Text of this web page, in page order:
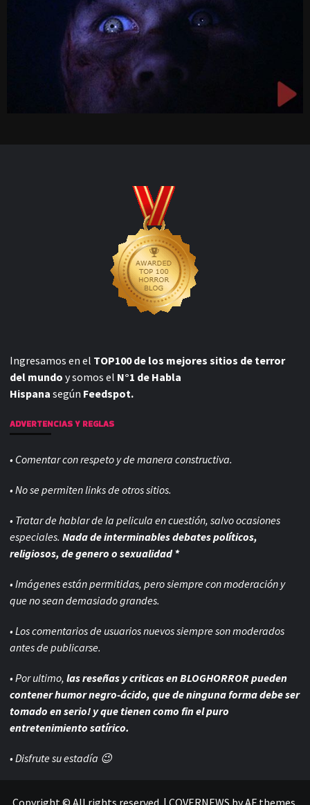
Ingresamos en el TOP100 de los mejores sitios de terror
del mundo y somos el N°1 de Habla
Hispana según Feedspot.
ADVERTENCIAS Y REGLAS
• Comentar con respeto y de manera constructiva.
• No se permiten links de otros sitios.
• Tratar de hablar de la pelicula en cuestión, salvo ocasiones
especiales. Nada de interminables debates políticos,
religiosos, de genero o sexualidad *
• Imágenes están permitidas, pero siempre conmoderación y
que no sean demasiado grandes.
• Los comentarios de usuarios nuevos siempre son moderados
antes de publicarse.
• Por ultimo, las reseñas y criticas en BLOGHORROR pueden
contener humor negro-ácido, que de ninguna forma debe ser
tomado en serio! y que tienen como fin el puro
entretenimiento satírico.
• Disfrute su estadía 😉
Copyright © All rights reserved. | COVERNEWS by AF themes.